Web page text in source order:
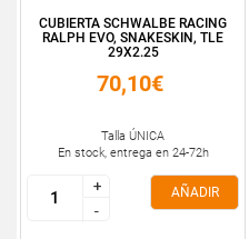
CUBIERTA SCHWALBE RACING
RALPH EVO, SNAKESKIN, TLE
29X2.25
70,10€
Talla ÚNICA
En stock, entrega en 24-72h
+
-
+
-
AÑADIR